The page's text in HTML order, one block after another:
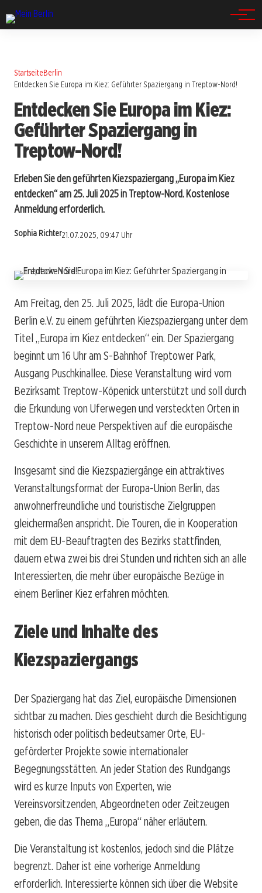
StartseiteBerlin
Entdecken Sie Europa im Kiez: Geführter Spaziergang in Treptow-Nord!
Entdecken Sie Europa im Kiez:
Geführter Spaziergang in
Treptow-Nord!
Erleben Sie den geführten Kiezspaziergang „Europa im Kiez
entdecken“ am 25. Juli 2025 in Treptow-Nord. Kostenlose
Anmeldung erforderlich.
Sophia Richter21.07.2025, 09:47 Uhr
Am Freitag, den 25. Juli 2025, lädt die Europa-Union
Berlin e.V. zu einem geführten Kiezspaziergang unter dem
Titel „Europa im Kiez entdecken“ ein. Der Spaziergang
beginnt um 16 Uhr am S-Bahnhof Treptower Park,
Ausgang Puschkinallee. Diese Veranstaltung wird vom
Bezirksamt Treptow-Köpenick unterstützt und soll durch
die Erkundung von Uferwegen und versteckten Orten in
Treptow-Nord neue Perspektiven auf die europäische
Geschichte in unserem Alltag eröffnen.
Insgesamt sind die Kiezspaziergänge ein attraktives
Veranstaltungsformat der Europa-Union Berlin, das
anwohnerfreundliche und touristische Zielgruppen
gleichermaßen anspricht. Die Touren, die in Kooperation
mit dem EU-Beauftragten des Bezirks stattfinden,
dauern etwa zwei bis drei Stunden und richten sich an alle
Interessierten, die mehr über europäische Bezüge in
einem Berliner Kiez erfahren möchten.
Ziele und Inhalte des
Kiezspaziergangs
Der Spaziergang hat das Ziel, europäische Dimensionen
sichtbar zu machen. Dies geschieht durch die Besichtigung
historisch oder politisch bedeutsamer Orte, EU-
geförderter Projekte sowie internationaler
Begegnungsstätten. An jeder Station des Rundgangs
wird es kurze Inputs von Experten, wie
Vereinsvorsitzenden, Abgeordneten oder Zeitzeugen
geben, die das Thema „Europa“ näher erläutern.
Die Veranstaltung ist kostenlos, jedoch sind die Plätze
begrenzt. Daher ist eine vorherige Anmeldung
erforderlich. Interessierte können sich über die Website